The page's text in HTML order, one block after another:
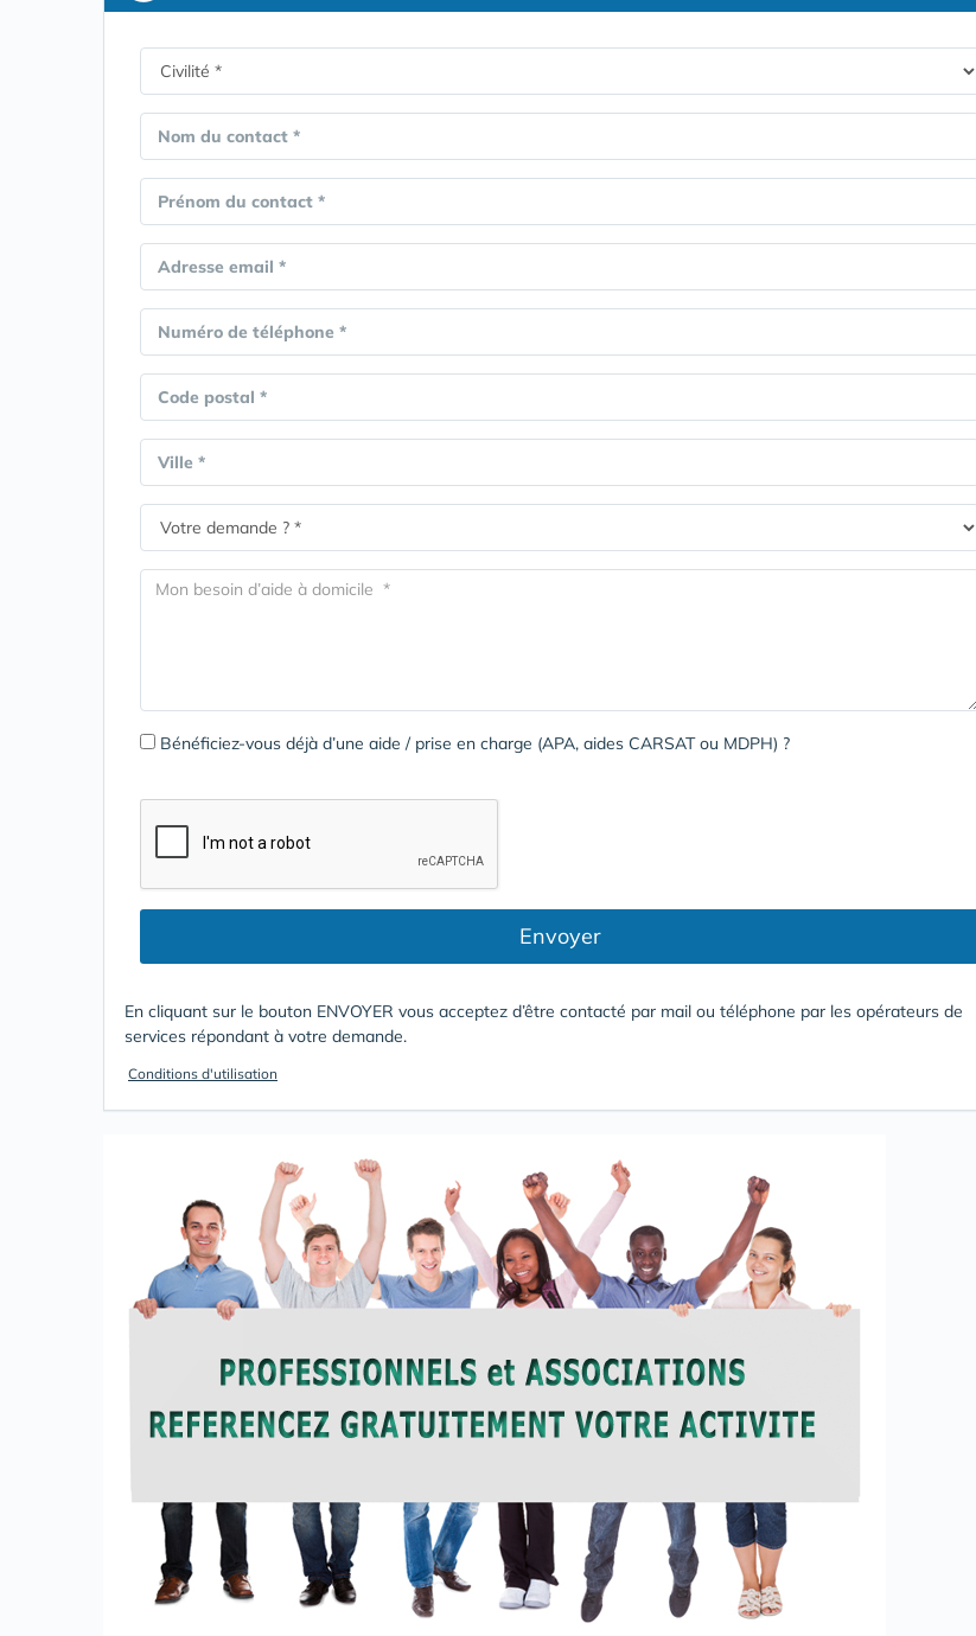
Nom du contact *
Prénom du contact *
Adresse email *
Numéro de téléphone *
Code postal *
Ville *
Bénéficiez-vous déjà d’une aide / prise en charge (APA, aides CARSAT ou MDPH) ?
Envoyer
En cliquant sur le bouton ENVOYER vous acceptez d’être contacté par mail ou téléphone par les opérateurs de
services répondant à votre demande.
Conditions d'utilisation